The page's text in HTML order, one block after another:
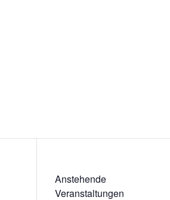
Anstehende
Veranstaltungen